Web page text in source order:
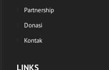
Partnership
Donasi
Kontak
LINKS